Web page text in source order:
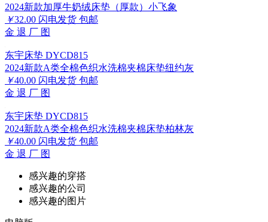
2024新款加厚牛奶绒床垫（厚款）小飞象
￥32.00 闪电发货 包邮
金 退 厂 图
东宇床垫 DYCD815
2024新款A类全棉色织水洗棉夹棉床垫纽约灰
￥40.00 闪电发货 包邮
金 退 厂 图
东宇床垫 DYCD815
2024新款A类全棉色织水洗棉夹棉床垫柏林灰
￥40.00 闪电发货 包邮
金 退 厂 图
感兴趣的穿搭
感兴趣的公司
感兴趣的图片